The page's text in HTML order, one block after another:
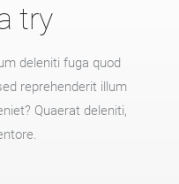
try
deleniti fuga quod
reprehenderit illum
Quaerat deleniti,